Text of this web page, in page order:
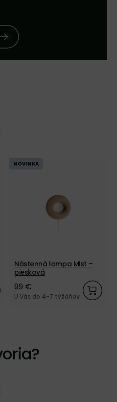
NOVINKA
Nástenná lampa Mist –
piesková
99 €
U Vás do 4-7 týždňov